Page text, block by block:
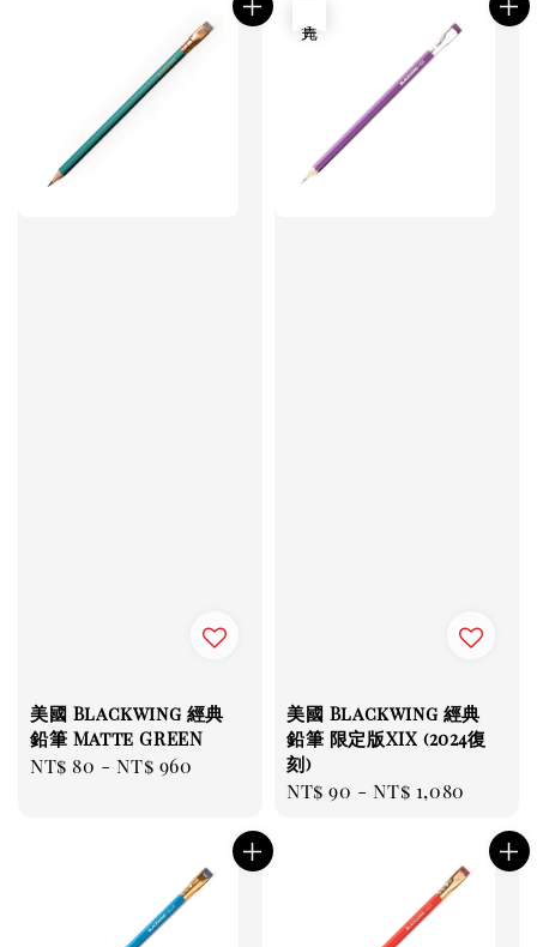
美國 Blackwing 經典
鉛筆 Matte GREEN
Regular
NT$ 80 -NT$ 960
美國 Blackwing 經典
鉛筆 限定版XIX (2024復
刻)
Regular
NT$ 90 -NT$ 1,080